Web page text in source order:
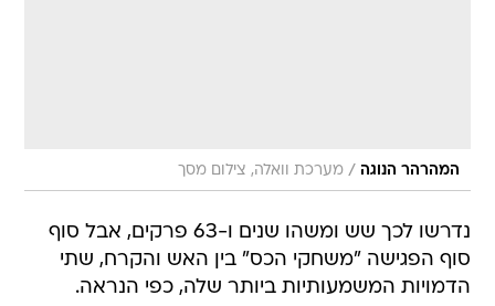
המהרהר הנוגה / מערכת וואלה, צילום מסך
נדרשו לכך שש ומשהו שנים ו-63 פרקים, אבל סוף
סוף הפגישה "משחקי הכס" בין האש והקרח, שתי
הדמויות המשמעותיות ביותר שלה, כפי הנראה.